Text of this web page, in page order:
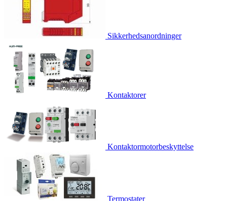
Sikkerhedsanordninger
Kontaktorer
Kontaktormotorbeskyttelse
Termostater